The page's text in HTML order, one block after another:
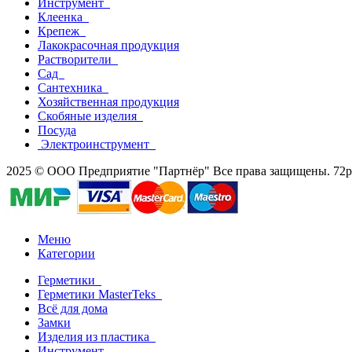
Клеенка
Крепеж
Лакокрасочная продукция
Растворители
Сад
Сантехника
Хозяйственная продукция
Скобяные изделия
Посуда
Электроинструмент
2025 © ООО Предприятие "Партнёр" Все права защищены.
Меню
Категории
Герметики
Герметики MasterTeks
Всё для дома
Замки
Изделия из пластика